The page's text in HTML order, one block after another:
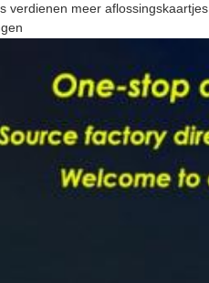
verdienen meer aflossingskaartjes